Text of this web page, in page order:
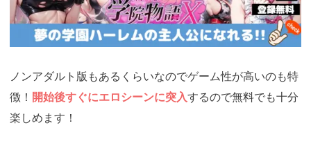
ノンアダルト版もあるくらいなのでゲーム性が高いのも特
徴！ 開始後すぐにエロシーンに突入するので無料でも十分
楽しめます！